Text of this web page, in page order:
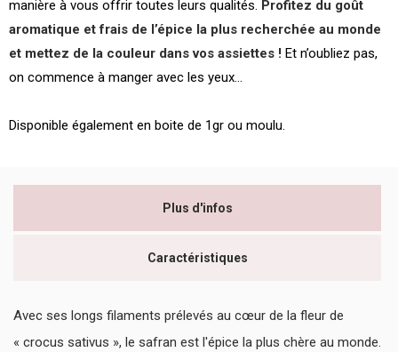
manière à vous offrir toutes leurs qualités. Profitez du goût
aromatique et frais de l’épice la plus recherchée au monde
et mettez de la couleur dans vos assiettes ! Et n’oubliez pas,
on commence à manger avec les yeux…
Disponible également en boite de 1gr ou moulu.
Plus d'infos
Caractéristiques
Avec ses longs filaments prélevés au cœur de la fleur de
« crocus sativus », le safran est l'épice la plus chère au monde.